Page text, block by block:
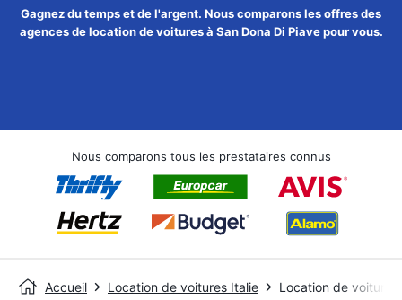
Gagnez du temps et de l'argent. Nous comparons les offres des
agences de location de voitures à San Dona Di Piave pour vous.
Nous comparons tous les prestataires connus
Accueil Location de voitures Italie Location de voitures